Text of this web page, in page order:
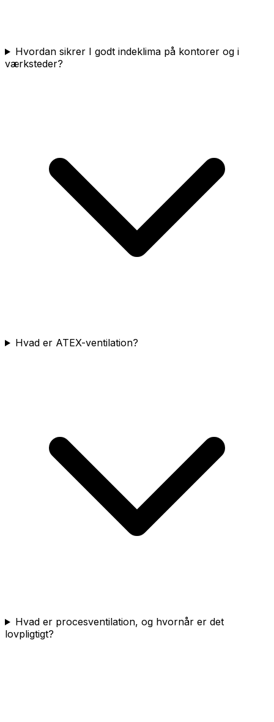
Hvordan sikrer I godt indeklima på kontorer og i
værksteder?
Hvad er ATEX-ventilation?
Hvad er procesventilation, og hvornår er det
lovpligtigt?